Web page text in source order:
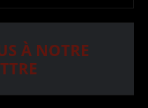
À NOTRE